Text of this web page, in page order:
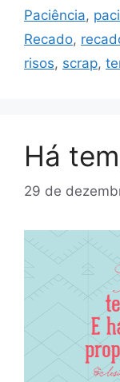
Paciência,
Recado,
risos, scrap,
Há
29 de